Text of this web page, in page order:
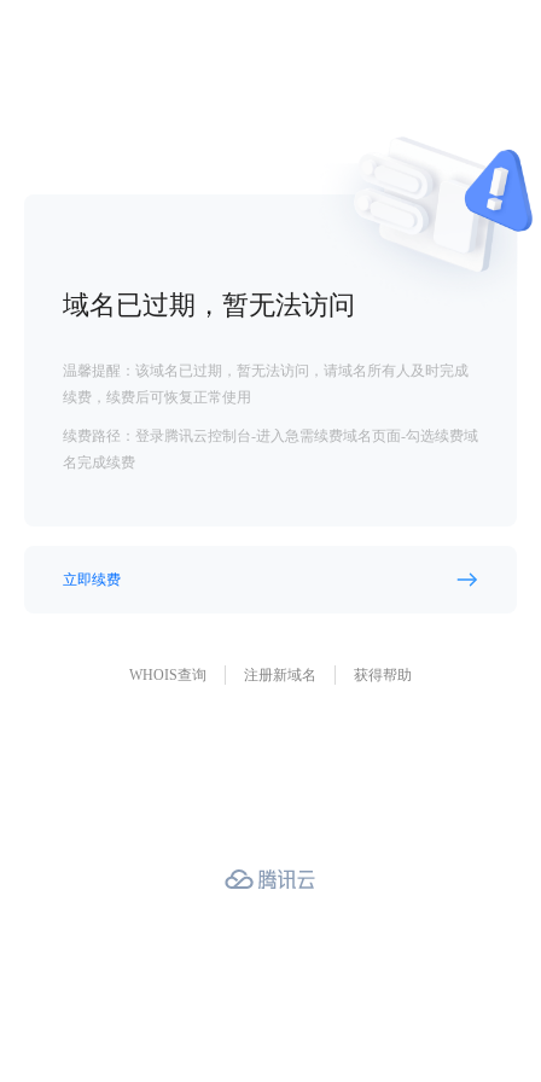
域名已过期，暂无法访问
温馨提醒：该域名已过期，暂无法访问，请域名所有人及时完成
续费，续费后可恢复正常使用
续费路径：登录腾讯云控制台-进入急需续费域名页面-勾选续费域
名完成续费
立即续费
WHOIS查询 注册新域名 获得帮助